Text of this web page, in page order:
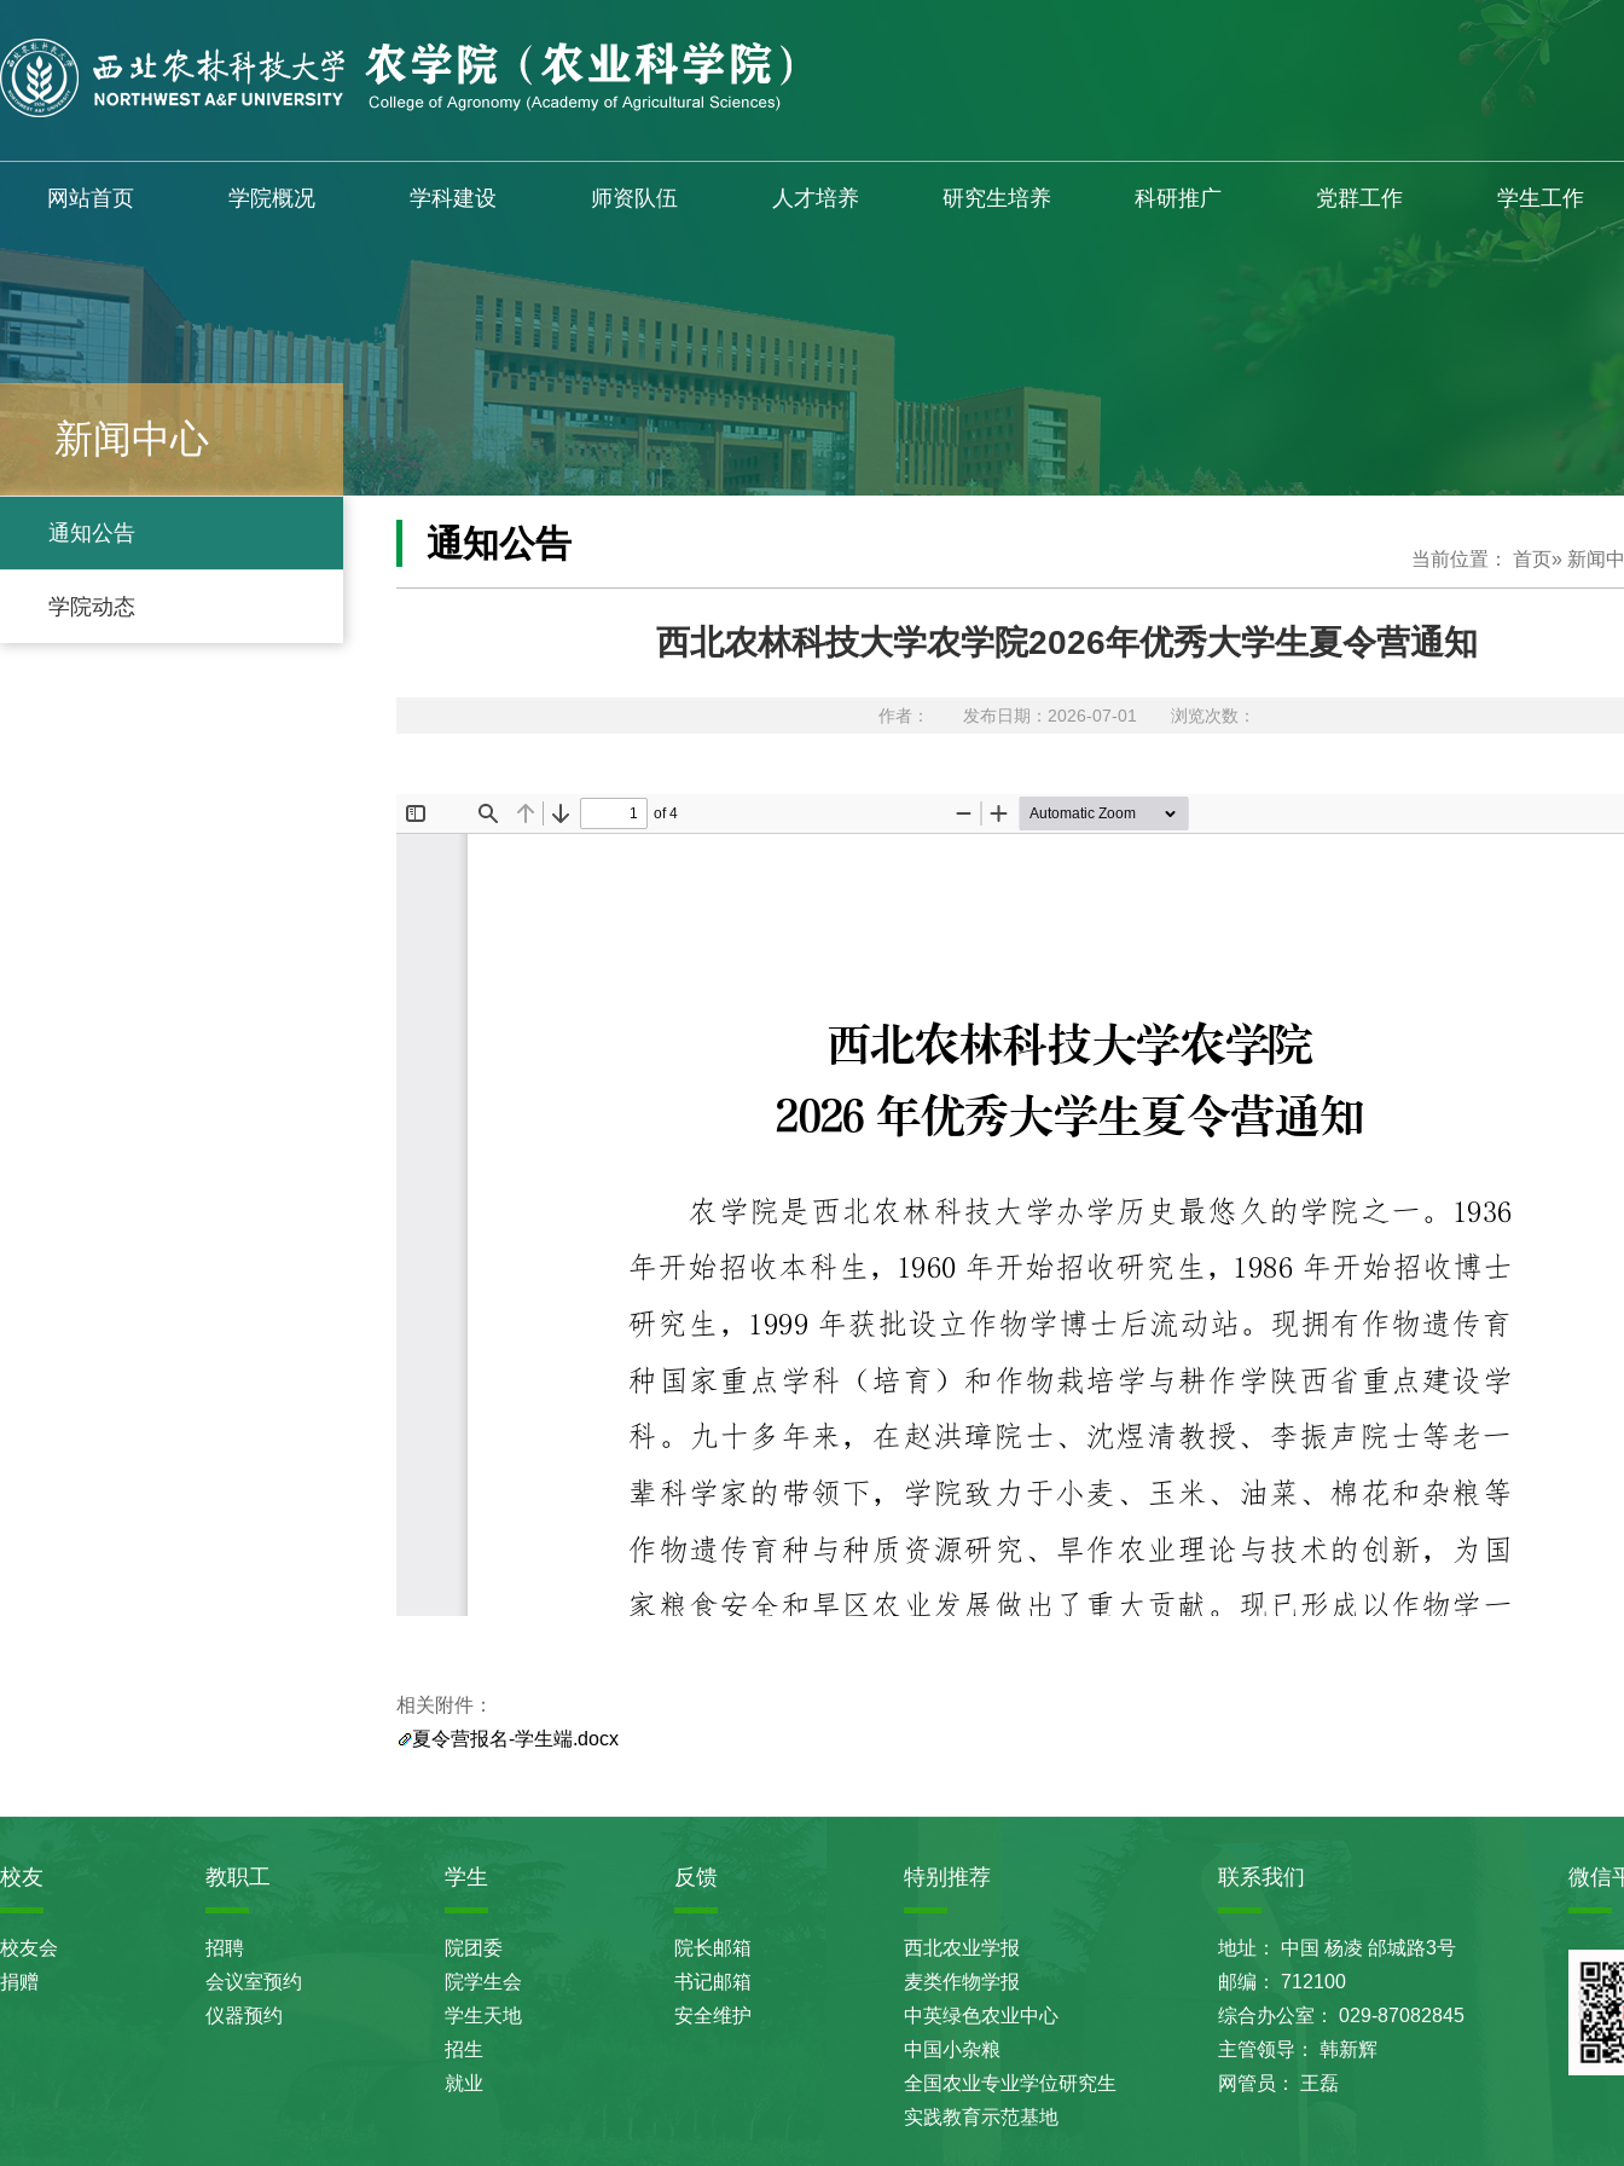
网站首页 学院概况 学科建设 师资队伍 人才培养 研究生培养 科研推广 党群工作 学生工作
新闻中心
通知公告
学院动态
当前位置： 首页» 新闻
通知公告
西北农林科技大学农学院2026年优秀大学生夏令营通知
作者： 发布日期：2026-07-01 浏览次数：
相关附件：
夏令营报名-学生端.docx
校友
校友会
捐赠
教职工
招聘
会议室预约
仪器预约
学生
院团委
院学生会
学生天地
招生
就业
反馈
院长邮箱
书记邮箱
安全维护
特别推荐
西北农业学报
麦类作物学报
中英绿色农业中心
中国小杂粮
全国农业专业学位研究生
实践教育示范基地
联系我们
地址： 中国 杨凌 邰城路3号
邮编： 712100
综合办公室： 029-87082845
主管领导： 韩新辉
网管员： 王磊
微信